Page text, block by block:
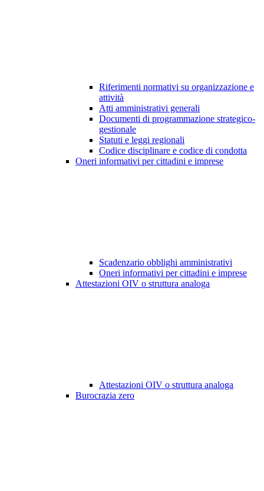
Riferimenti normativi su organizzazione e
attività
Atti amministrativi generali
Documenti di programmazione strategico-
gestionale
Statuti e leggi regionali
Codice disciplinare e codice di condotta
Oneri informativi per cittadini e imprese
Scadenzario obblighi amministrativi
Oneri informativi per cittadini e imprese
Attestazioni OIV o struttura analoga
Attestazioni OIV o struttura analoga
Burocrazia zero